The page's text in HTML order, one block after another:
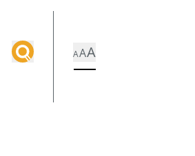
AAA